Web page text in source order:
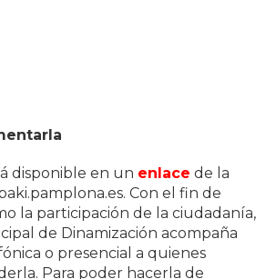
disponible en un enlace de la
Con el fin de
la participación de la ciudadanía,
de Dinamización acompaña
o presencial a quienes
Para poder hacerla de